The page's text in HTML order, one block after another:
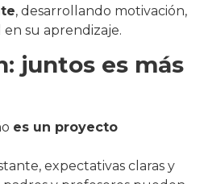
, desarrollando motivación,
su aprendizaje.
juntos es más
es un proyecto
expectativas claras y